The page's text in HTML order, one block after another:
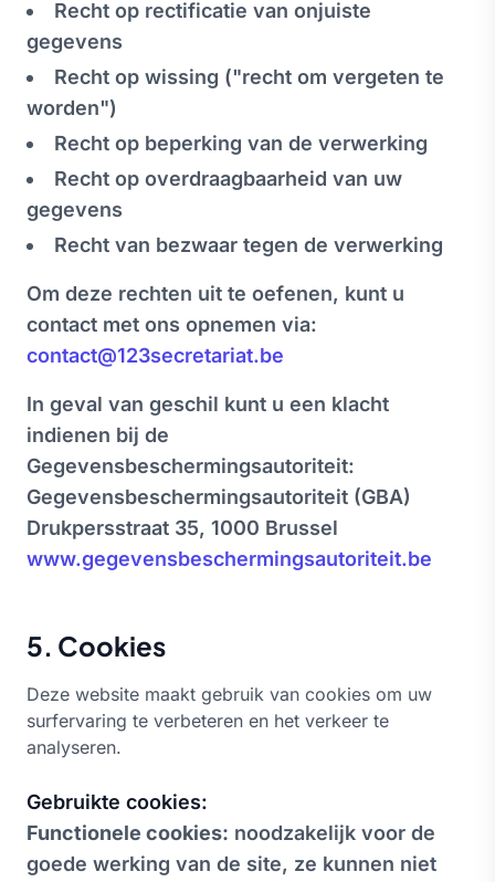
Recht op rectificatie van onjuiste
gegevens
Recht op wissing ("recht om vergeten te
worden")
Recht op beperking van de verwerking
Recht op overdraagbaarheid van uw
gegevens
Recht van bezwaar tegen de verwerking
Om deze rechten uit te oefenen, kunt u
contact met ons opnemen via:
contact@123secretariat.be
In geval van geschil kunt u een klacht
indienen bij de
Gegevensbeschermingsautoriteit:
Gegevensbeschermingsautoriteit (GBA)
Drukpersstraat 35, 1000 Brussel
www.gegevensbeschermingsautoriteit.be
5. Cookies
Deze website maakt gebruik van cookies om uw
surfervaring te verbeteren en het verkeer te
analyseren.
Gebruikte cookies:
Functionele cookies: noodzakelijk voor de
goede werking van de site, ze kunnen niet